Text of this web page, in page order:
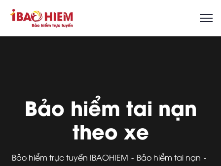
Bảo hiểm tai nạn
theo xe
Bảo hiểm trực tuyến IBAOHIEM
Bảo hiểm tai nạn